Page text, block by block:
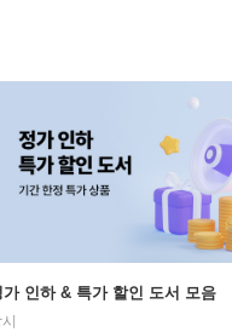
가 인하 & 특가 할인 도서 모음